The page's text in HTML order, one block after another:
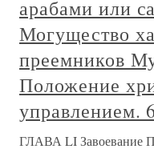
арабами или
Могущество
преемников
Положение
управлением.
ГЛАВА LI Завоевание